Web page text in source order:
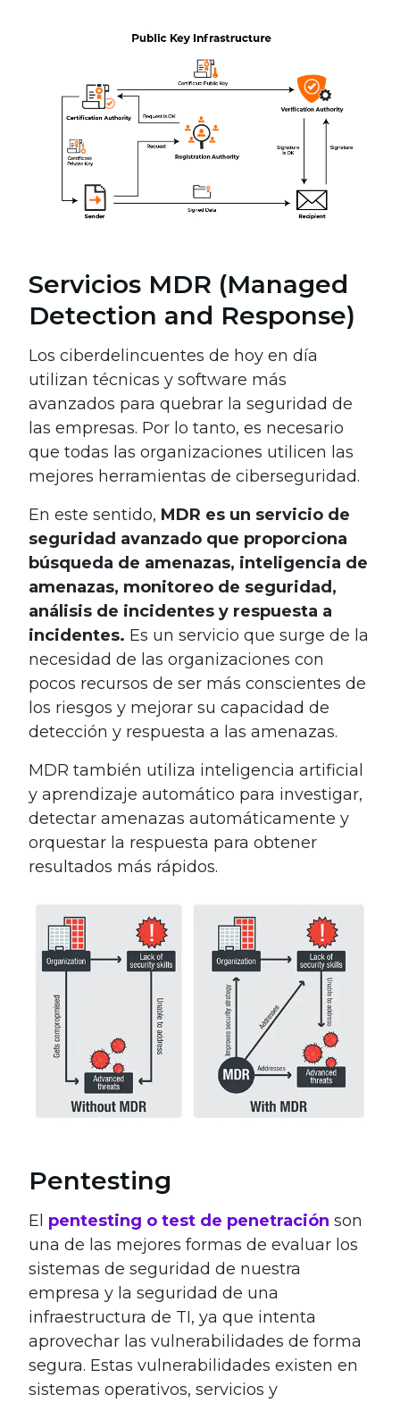
Servicios MDR (Managed
Detection and Response)
Los ciberdelincuentes de hoy en día
utilizan técnicas y software más
avanzados para quebrar la seguridad de
las empresas. Por lo tanto, es necesario
que todas las organizaciones utilicen las
mejores herramientas de ciberseguridad.
En este sentido, MDR es un servicio de
seguridad avanzado que proporciona
búsqueda de amenazas, inteligencia de
amenazas, monitoreo de seguridad,
análisis de incidentes y respuesta a
incidentes. Es un servicio que surge de la
necesidad de las organizaciones con
pocos recursos de ser más conscientes de
los riesgos y mejorar su capacidad de
detección y respuesta a las amenazas.
MDR también utiliza inteligencia artificial
y aprendizaje automático para investigar,
detectar amenazas automáticamente y
orquestar la respuesta para obtener
resultados más rápidos.
Pentesting
El pentesting o test de penetración son
una de las mejores formas de evaluar los
sistemas de seguridad de nuestra
empresa y la seguridad de una
infraestructura de TI, ya que intenta
aprovechar las vulnerabilidades de forma
segura. Estas vulnerabilidades existen en
sistemas operativos, servicios y